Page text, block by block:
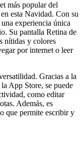
más popular del
esta Navidad. Con su
experiencia única
Su pantalla Retina de
nítidas y colores
por internet o leer
Gracias a la
App Store, se puede
como editar
Además, es
que permite escribir y